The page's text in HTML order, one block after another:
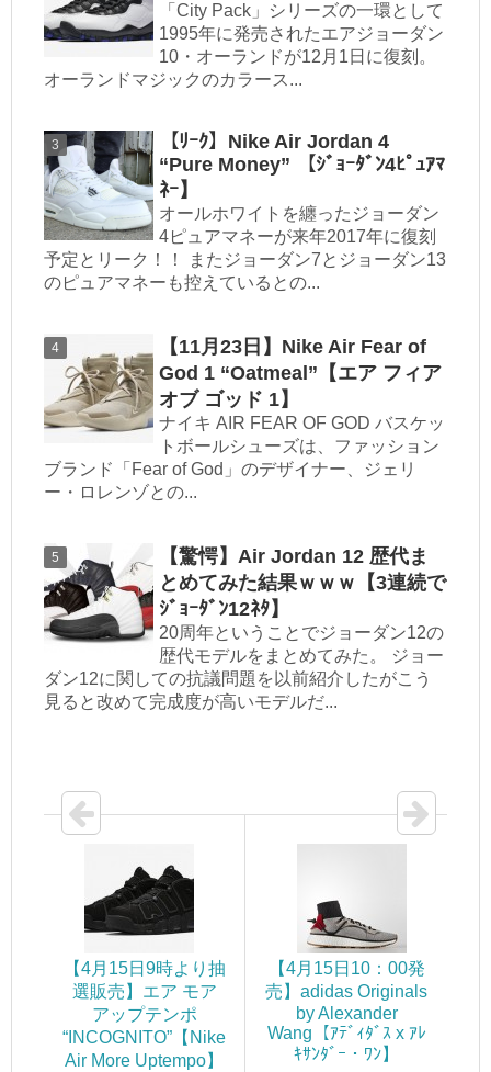
「City Pack」シリーズの一環として
1995年に発売されたエアジョーダン
10・オーランドが12月1日に復刻。
オーランドマジックのカラース...
【ﾘｰｸ】Nike Air Jordan 4
“Pure Money” 【ｼﾞｮｰﾀﾞﾝ4ﾋﾟｭｱﾏ
ﾈｰ】
オールホワイトを纏ったジョーダン
4ピュアマネーが来年2017年に復刻
予定とリーク！！ またジョーダン7とジョーダン13
のピュアマネーも控えているとの...
【11月23日】Nike Air Fear of
God 1 “Oatmeal”【エア フィア
オブ ゴッド 1】
ナイキ AIR FEAR OF GOD バスケッ
トボールシューズは、ファッション
ブランド「Fear of God」のデザイナー、ジェリ
ー・ロレンゾとの...
【驚愕】Air Jordan 12 歴代ま
とめてみた結果ｗｗｗ【3連続で
ｼﾞｮｰﾀﾞﾝ12ﾈﾀ】
20周年ということでジョーダン12の
歴代モデルをまとめてみた。 ジョー
ダン12に関しての抗議問題を以前紹介したがこう
見ると改めて完成度が高いモデルだ...
【4月15日9時より抽
選販売】エア モア
アップテンポ
“INCOGNITO”【Nike
Air More Uptempo】
【4月15日10：00発
売】adidas Originals
by Alexander
Wang【ｱﾃﾞｨﾀﾞｽ x ｱﾚ
ｷｻﾝﾀﾞｰ・ﾜﾝ】